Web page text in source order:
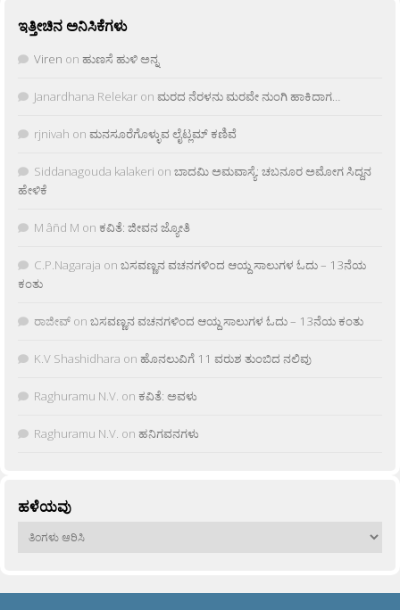
ಇತ್ತೀಚಿನ ಅನಿಸಿಕೆಗಳು
Viren on ಹುಣಸೆ ಹುಳಿ ಅನ್ನ
Janardhana Relekar on ಮರದ ನೆರಳನು ಮರವೇ ನುಂಗಿ ಹಾಕಿದಾಗ…
rjnivah on ಮನಸೂರೆಗೊಳ್ಳುವ ಲೈಟ್ಲಮ್ ಕಣಿವೆ
Siddanagouda kalakeri on ಬಾದಮಿ ಅಮವಾಸ್ಯೆ: ಚಬನೂರ ಅಮೋಗ ಸಿದ್ದನ
ಹೇಳಿಕೆ
M âñd M on ಕವಿತೆ: ಜೀವನ ಜ್ಯೋತಿ
C.P.Nagaraja on ಬಸವಣ್ಣನ ವಚನಗಳಿಂದ ಆಯ್ದ ಸಾಲುಗಳ ಓದು – 13ನೆಯ
ಕಂತು
ರಾಜೀವ್ on ಬಸವಣ್ಣನ ವಚನಗಳಿಂದ ಆಯ್ದ ಸಾಲುಗಳ ಓದು – 13ನೆಯ ಕಂತು
K.V Shashidhara on ಹೊನಲುವಿಗೆ 11 ವರುಶ ತುಂಬಿದ ನಲಿವು
Raghuramu N.V. on ಕವಿತೆ: ಅವಳು
Raghuramu N.V. on ಹನಿಗವನಗಳು
ಹಳೆಯವು
ಹಳೆಯವು